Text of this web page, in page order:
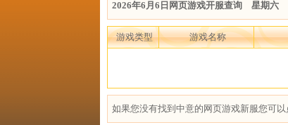
2026年6月6日网页游戏开服查询 星期六
游戏类型 游戏名称
如果您没有找到中意的网页游戏新服您可以